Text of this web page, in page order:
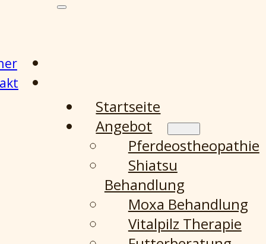
Startseite
Angebot
Pferdeostheopathie
Shiatsu
Behandlung
Moxa Behandlung
Vitalpilz Therapie